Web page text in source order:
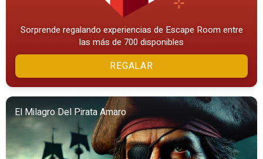
Sorprende regalando experiencias de Escape Room entre
las más de 700 disponibles
REGALAR
El Milagro Del Pirata Amaro